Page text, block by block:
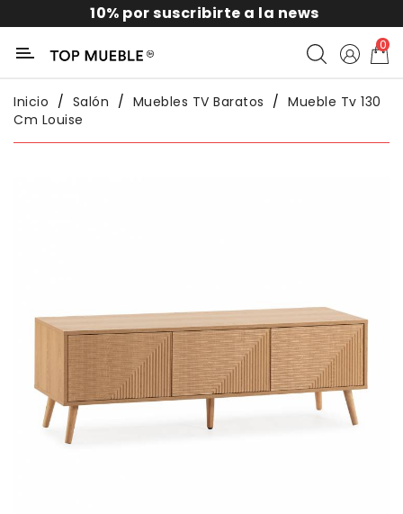
10% por suscribirte a la news
Categoría
Comedor
Dormitorio
Oficina
0
Inicio Salón Muebles TV Baratos
Mueble Tv 130
Cm Louise